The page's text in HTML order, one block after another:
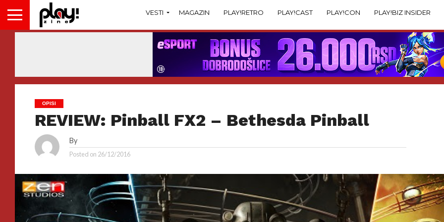
VESTI MAGAZIN PLAY!RETRO PLAY!CAST PLAY!CON PLAY!BIZ INSIDER
OPISI
REVIEW: Pinball FX2 – Bethesda Pinball
By
Posted on 26/12/2016